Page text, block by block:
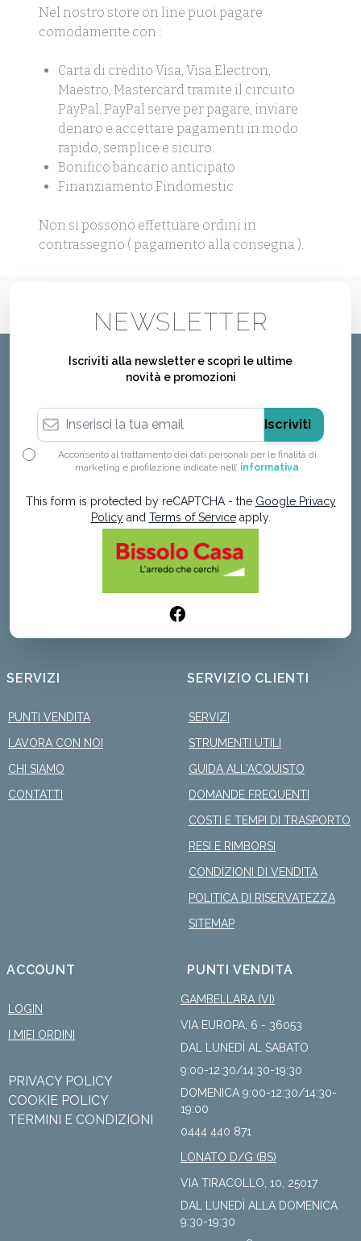
Nel nostro store on line puoi pagare
comodamente con :
Carta di credito Visa, Visa Electron,
Maestro, Mastercard tramite il circuito
PayPal. PayPal serve per pagare, inviare
denaro e accettare pagamenti in modo
rapido, semplice e sicuro.
Bonifico bancario anticipato
Finanziamento Findomestic
Non si possono effettuare ordini in
contrassegno ( pagamento alla consegna ).
SERVIZI
PUNTI VENDITA
LAVORA CON NOI
CHI SIAMO
CONTATTI
SERVIZIO CLIENTI
SERVIZI
STRUMENTI UTILI
GUIDA ALL'ACQUISTO
DOMANDE FREQUENTI
COSTI E TEMPI DI TRASPORTO
RESI E RIMBORSI
CONDIZIONI DI VENDITA
POLITICA DI RISERVATEZZA
SITEMAP
NEWSLETTER
Iscriviti alla newsletter e scopri le ultime
novità e promozioni
Indirizzo email
Iscriviti
Acconsento al trattamento dei dati personali per le finalità di
marketing e profilazione indicate nell’ informativa
This form is protected by reCAPTCHA - the Google Privacy
Policyand Terms of Serviceapply.
ACCOUNT
LOGIN
I MIEI ORDINI
PRIVACY POLICY
COOKIE POLICY
TERMINI E CONDIZIONI
PUNTI VENDITA
GAMBELLARA (VI)
VIA EUROPA, 6 - 36053
DAL LUNEDÌ AL SABATO
9:00-12:30/14:30-19:30
DOMENICA 9:00-12:30/14:30-
19:00
0444 440 871
LONATO D/G (BS)
VIA TIRACOLLO, 10, 25017
DAL LUNEDÌ ALLA DOMENICA
9:30-19:30